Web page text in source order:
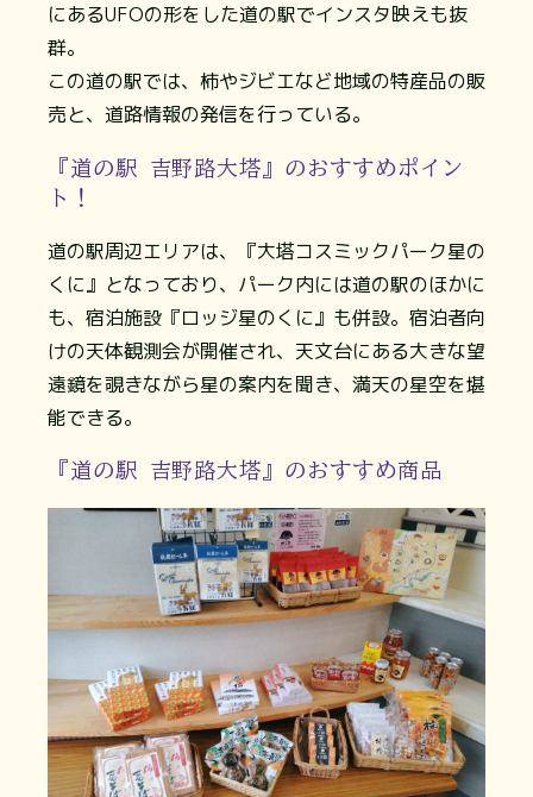
にあるUFOの形をした道の駅でインスタ映えも抜
群。
この道の駅では、柿やジビエなど地域の特産品の販
売と、道路情報の発信を行っている。
『道の駅 吉野路大塔』のおすすめポイン
ト！
道の駅周辺エリアは、『大塔コスミックパーク星の
くに』となっており、パーク内には道の駅のほかに
も、宿泊施設『ロッジ星のくに』も併設。宿泊者向
けの天体観測会が開催され、天文台にある大きな望
遠鏡を覗きながら星の案内を聞き、満天の星空を堪
能できる。
『道の駅 吉野路大塔』のおすすめ商品